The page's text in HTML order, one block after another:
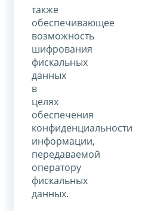
также
обеспечивающее
возможность
шифрования
фискальных
данных
в
целях
обеспечения
конфиденциальности
информации,
передаваемой
оператору
фискальных
данных.